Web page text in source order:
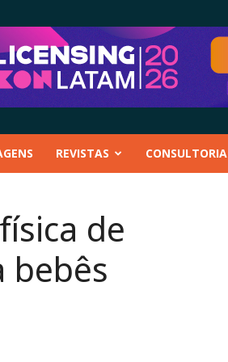
REVISTAS CONSULTORIA
de
bebês